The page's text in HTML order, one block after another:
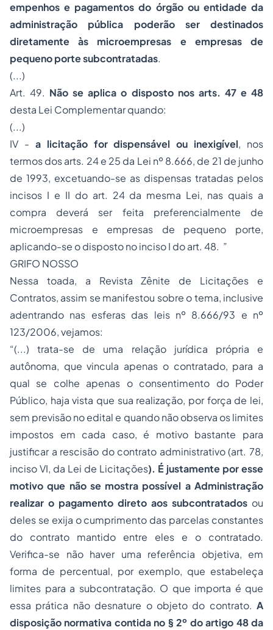
empenhos e pagamentos do órgão ou entidade da
administração pública poderão ser destinados
diretamente às microempresas e empresas de
pequeno porte subcontratadas.
(...)
Art. 49. Não se aplica o disposto nos arts. 47 e 48
desta Lei Complementar quando:
(...)
IV - a licitação for dispensável ou inexigível, nos
termos dos arts. 24 e 25 da Lei nº 8.666, de 21 de junho
de 1993, excetuando-se as dispensas tratadas pelos
incisos I e II do art. 24 da mesma Lei, nas quais a
compra deverá ser feita preferencialmente de
microempresas e empresas de pequeno porte,
aplicando-se o disposto no inciso I do art. 48. ”
GRIFO NOSSO
Nessa toada, a Revista Zênite de Licitações e
Contratos, assim se manifestou sobre o tema, inclusive
adentrando nas esferas das leis nº 8.666/93 e nº
123/2006, vejamos:
“(...) trata-se de uma relação jurídica própria e
autônoma, que vincula apenas o contratado, para a
qual se colhe apenas o consentimento do Poder
Público, haja vista que sua realização, por força de lei,
sem previsão no edital e quando não observa os limites
impostos em cada caso, é motivo bastante para
justificar a rescisão do contrato administrativo (art. 78,
inciso VI, da Lei de Licitações). É justamente por esse
motivo que não se mostra possível a Administração
realizar o pagamento direto aos subcontratados ou
deles se exija o cumprimento das parcelas constantes
do contrato mantido entre eles e o contratado.
Verifica-se não haver uma referência objetiva, em
forma de percentual, por exemplo, que estabeleça
limites para a subcontratação. O que importa é que
essa prática não desnature o objeto do contrato. A
disposição normativa contida no § 2º do artigo 48 da